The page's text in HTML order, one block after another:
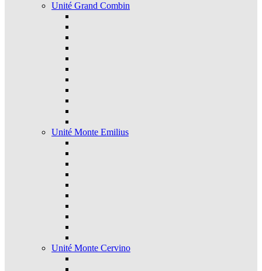
Unité Grand Combin
Unité Monte Emilius
Unité Monte Cervino